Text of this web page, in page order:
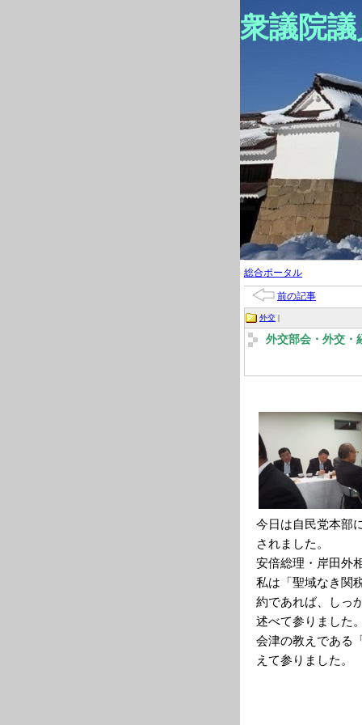
衆議院
総合ポータル
前の記事
外交 |
外交部会・外交・
今日は自民党本部
されました。
安倍総理・岸田外
私は「聖域なき関
約であれば、しっ
述べて参りました。
会津の教えである
えて参りました。